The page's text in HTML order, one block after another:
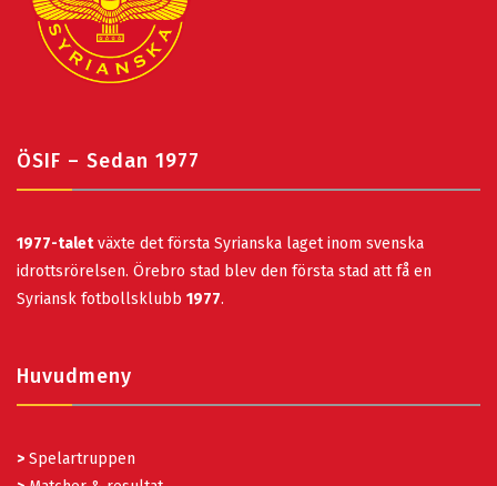
ÖSIF – Sedan 1977
1977-taletväxte det första Syrianska laget inom svenska
idrottsrörelsen. Örebro stad blev den första stad att få en
Syriansk fotbollsklubb 1977.
Huvudmeny
> Spelartruppen